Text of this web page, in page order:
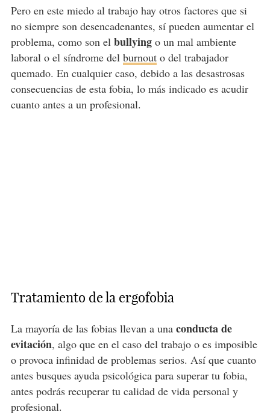
Pero en este miedo al trabajo hay otros factores que si
no siempre son desencadenantes, sí pueden aumentar el
problema, como son el bullyingo un mal ambiente
laboral o el síndrome del burnouto del trabajador
quemado. En cualquier caso, debido a las desastrosas
consecuencias de esta fobia, lo más indicado es acudir
cuanto antes a un profesional.
Tratamiento de la ergofobia
La mayoría de las fobias llevan a una conducta de
evitación, algo que en el caso del trabajo o es imposible
o provoca infinidad de problemas serios. Así que cuanto
antes busques ayuda psicológica para superar tu fobia,
antes podrás recuperar tu calidad de vida personal y
profesional.